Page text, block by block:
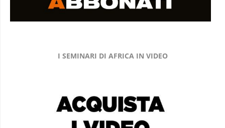
I SEMINARI DI AFRICA IN VIDEO